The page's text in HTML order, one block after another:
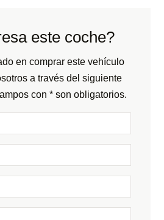
este coche?
en comprar este vehículo
a través del siguiente
con * son obligatorios.